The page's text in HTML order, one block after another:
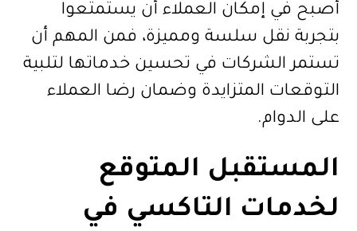
أصبح في إمكان العملاء أن يستمتعوا
بتجربة نقل سلسة ومميزة، فمن المهم أن
تستمر الشركات في تحسين خدماتها لتلبية
التوقعات المتزايدة وضمان رضا العملاء
على الدوام.
المستقبل المتوقع
لخدمات التاكسي في